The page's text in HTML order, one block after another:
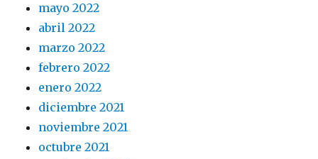
mayo 2022
abril 2022
marzo 2022
febrero 2022
enero 2022
diciembre 2021
noviembre 2021
octubre 2021